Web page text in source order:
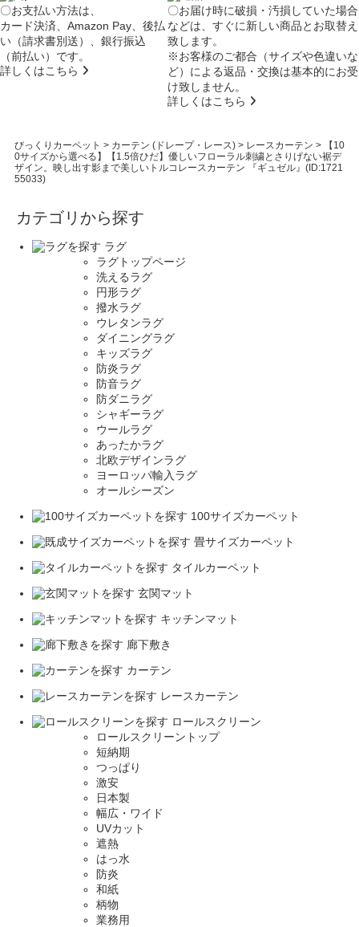
〇お支払い方法は、
カード決済、Amazon Pay、後払
い（請求書別送）、銀行振込
（前払い）です。
詳しくはこちら
〇お届け時に破損・汚損していた場合
などは、すぐに新しい商品とお取替え
致します。
※お客様のご都合（サイズや色違いな
ど）による返品・交換は基本的にお受
け致しません。
詳しくはこちら
びっくりカーペット > カーテン (ドレープ・レース)> レースカーテン >
【10
0サイズから選べる】【1.5倍ひだ】優しいフローラル刺繍とさりげない裾デ
ザイン。映し出す影まで美しいトルコレースカーテン 『ギュゼル』(ID:1721
55033)
カテゴリから探す
ラグ
ラグトップページ
洗えるラグ
円形ラグ
撥水ラグ
ウレタンラグ
ダイニングラグ
キッズラグ
防炎ラグ
防音ラグ
防ダニラグ
シャギーラグ
ウールラグ
あったかラグ
北欧デザインラグ
ヨーロッパ輸入ラグ
オールシーズン
100サイズカーペット
畳サイズカーペット
タイルカーペット
玄関マット
キッチンマット
廊下敷き
カーテン
レースカーテン
ロールスクリーン
ロールスクリーントップ
短納期
つっぱり
激安
日本製
幅広・ワイド
UVカット
遮熱
はっ水
防炎
和紙
柄物
業務用